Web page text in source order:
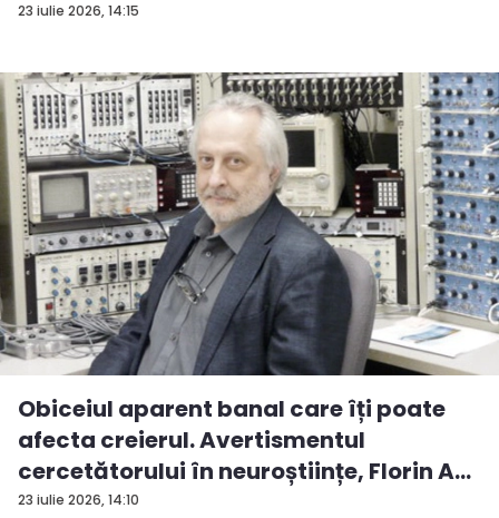
23 iulie 2026, 14:15
23 iulie 2026, 14:10
Obiceiul aparent banal care îți poate
afecta creierul. Avertismentul
cercetătorului în neuroștiințe, Florin A...